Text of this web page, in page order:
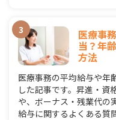
医療事
当？年
方法
医療事務の平均給与や年
した記事です。昇進・資
や、ボーナス・残業代の
給与に関するよくある質